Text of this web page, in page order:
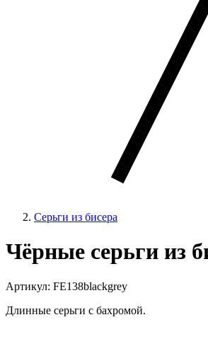
Серьги из бисера
Чёрные серьги из
Артикул: FE138blackgrey
Длинные серьги с бахромой.